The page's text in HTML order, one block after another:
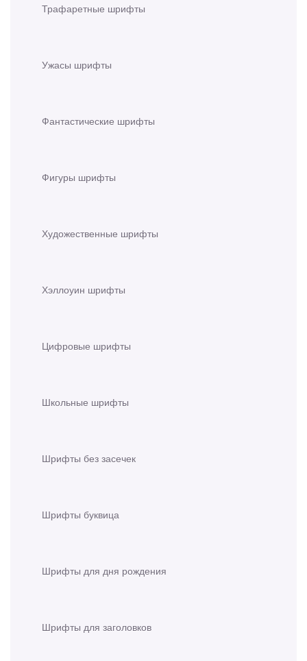
Трафаретные шрифты
Ужасы шрифты
Фантастические шрифты
Фигуры шрифты
Художественные шрифты
Хэллоуин шрифты
Цифровые шрифты
Школьные шрифты
Шрифты без засечек
Шрифты буквица
Шрифты для дня рождения
Шрифты для заголовков